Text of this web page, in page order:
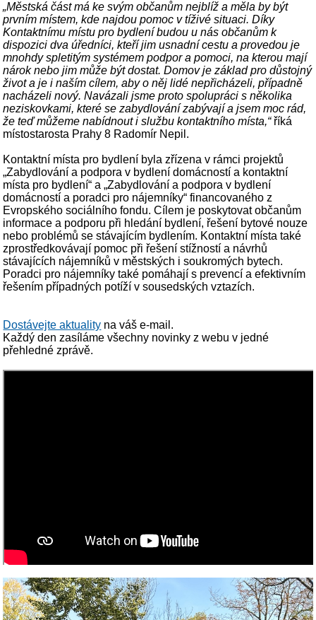
„Městská část má ke svým občanům nejblíž a měla by být
prvním místem, kde najdou pomoc v tíživé situaci. Díky
Kontaktnímu místu pro bydlení budou u nás občanům k
dispozici dva úředníci, kteří jim usnadní cestu a provedou je
mnohdy spletitým systémem podpor a pomoci, na kterou mají
nárok nebo jim může být dostat. Domov je základ pro důstojný
život a je i naším cílem, aby o něj lidé nepřicházeli, případně
nacházeli nový. Navázali jsme proto spolupráci s několika
neziskovkami, které se zabydlování zabývají a jsem moc rád,
že teď můžeme nabídnout i službu kontaktního místa,“říká
místostarosta Prahy 8 Radomír Nepil.
Kontaktní místa pro bydlení byla zřízena v rámci projektů
„Zabydlování a podpora v bydlení domácností a kontaktní
místa pro bydlení“ a „Zabydlování a podpora v bydlení
domácností a poradci pro nájemníky“ financovaného z
Evropského sociálního fondu. Cílem je poskytovat občanům
informace a podporu při hledání bydlení, řešení bytové nouze
nebo problémů se stávajícím bydlením. Kontaktní místa také
zprostředkovávají pomoc při řešení stížností a návrhů
stávajících nájemníků v městských i soukromých bytech.
Poradci pro nájemníky také pomáhají s prevencí a efektivním
řešením případných potíží v sousedských vztazích.
Dostávejte aktuality na váš e-mail.
Každý den zasíláme všechny novinky z webu v jedné
přehledné zprávě.